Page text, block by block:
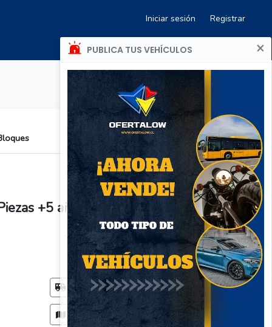
Iniciar sesión Registrar
PUBLICA TUS VEHÍCULOS ×
+5 años
Método de entrega
Acordar con el comprador
Zonas de entrega
Solo en: Región Metropolitana